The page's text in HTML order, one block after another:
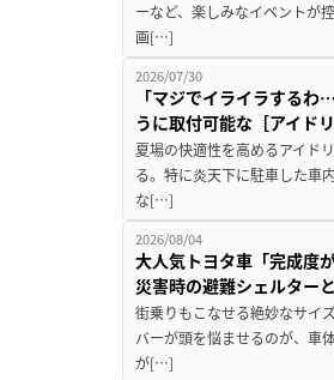
ーなど、楽しみなイベントが
画[…]
2026/07/30
「マジでイライラする
うに取付可能な［アイド
夏場の快適性を高めるアイド
る。特に炎天下に駐車した車
な[…]
2026/08/04
大人気トヨタ車「完成度
災害時の避難シェルター
街乗りもこなせる絶妙なサイ
バーが頭を悩ませるのが、車
が[…]